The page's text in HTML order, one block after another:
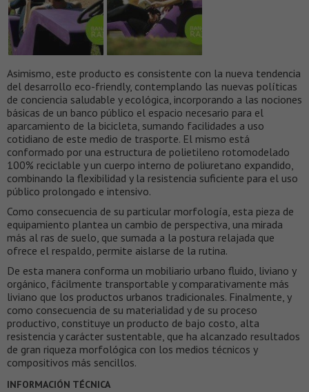
Asimismo, este producto es consistente con la nueva tendencia
del desarrollo eco-friendly, contemplando las nuevas políticas
de conciencia saludable y ecológica, incorporando a las nociones
básicas de un banco público el espacio necesario para el
aparcamiento de la bicicleta, sumando facilidades a uso
cotidiano de este medio de trasporte. El mismo está
conformado por una estructura de polietileno rotomodelado
100% reciclable y un cuerpo interno de poliuretano expandido,
combinando la flexibilidad y la resistencia suficiente para el uso
público prolongado e intensivo.
Como consecuencia de su particular morfología, esta pieza de
equipamiento plantea un cambio de perspectiva, una mirada
más al ras de suelo, que sumada a la postura relajada que
ofrece el respaldo, permite aislarse de la rutina.
De esta manera conforma un mobiliario urbano fluido, liviano y
orgánico, fácilmente transportable y comparativamente más
liviano que los productos urbanos tradicionales. Finalmente, y
como consecuencia de su materialidad y de su proceso
productivo, constituye un producto de bajo costo, alta
resistencia y carácter sustentable, que ha alcanzado resultados
de gran riqueza morfológica con los medios técnicos y
compositivos más sencillos.
INFORMACIÓN TÉCNICA